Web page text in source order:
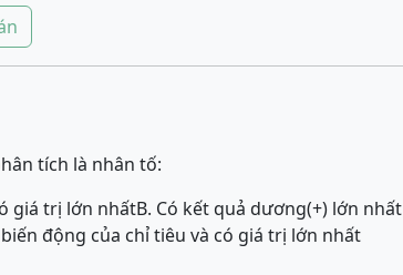
tích là nhân tố:
giá trị lớn nhấtB. Có kết quả dương(+) lớn nhất
động của chỉ tiêu và có giá trị lớn nhất